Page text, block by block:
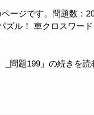
ージです。問題数：
ズル！ 車クロスワード
_問題199」の続きを読